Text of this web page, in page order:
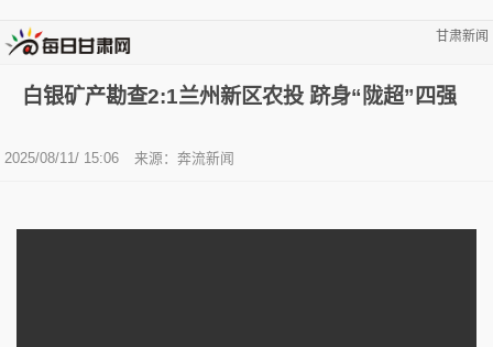
甘肃新闻
白银矿产勘查2:1兰州新区农投 跻身“陇超”四强
2025/08/11/ 15:06 来源：奔流新闻